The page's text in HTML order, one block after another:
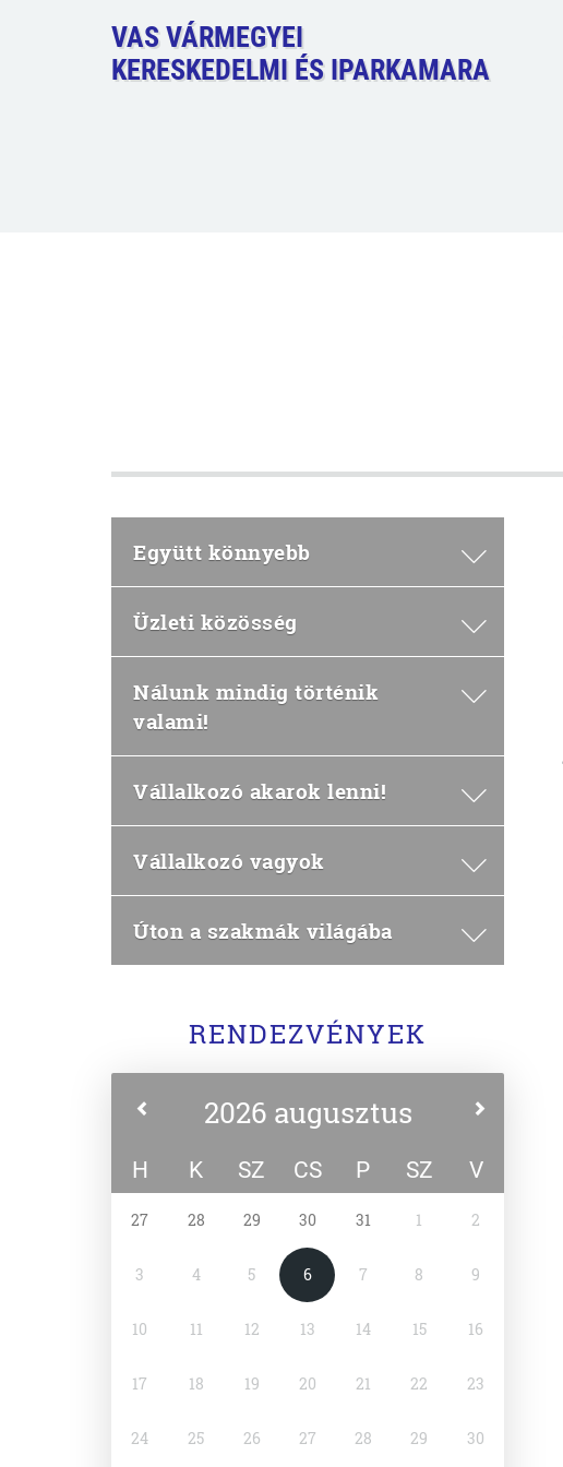
VAS VÁRMEGYEI
KERESKEDELMI ÉS IPARKAMARA
Együtt könnyebb
Üzleti közösség
Nálunk mindig történik
valami!
Vállalkozó akarok lenni!
Vállalkozó vagyok
Úton a szakmák világába
RENDEZVÉNYEK
2026 augusztus
H K SZ CS P SZ V
27 28 29 30 31 1 2
3 4 5 6 7 8 9
10 11 12 13 14 15 16
17 18 19 20 21 22 23
24 25 26 27 28 29 30